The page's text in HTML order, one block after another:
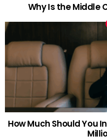
Why Is the Middle
How Much Should You